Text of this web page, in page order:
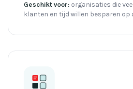
Geschikt voor: organisaties die
klanten en tijd willen besparen op